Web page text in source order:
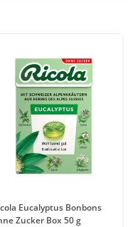
Eucalyptus Bonbons
Zucker Box 50 g